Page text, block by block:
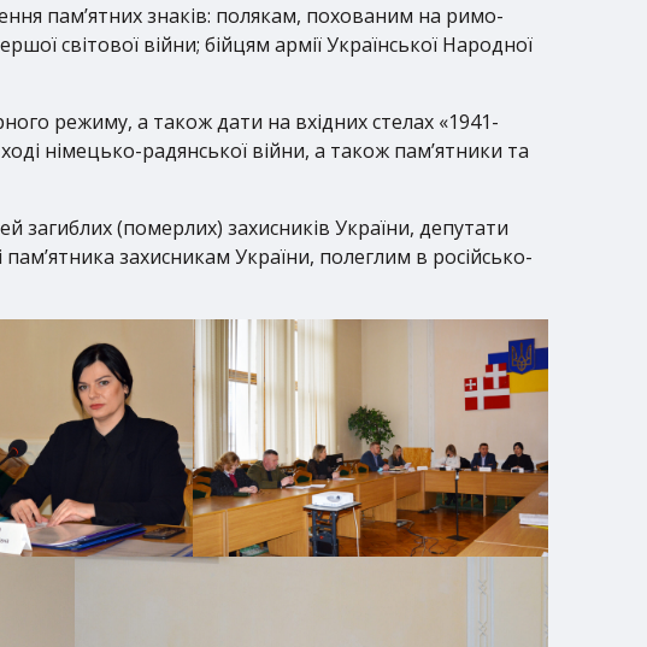
пам’ятних знаків: полякам, похованим на римо-
світової війни; бійцям армії Української Народної
режиму, а також дати на вхідних стелах «1941-
німецько-радянської війни, а також пам’ятники та
загиблих (померлих) захисників України, депутати
захисникам України, полеглим в російсько-